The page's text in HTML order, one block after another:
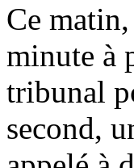
Ce
minute à
tribunal
second,